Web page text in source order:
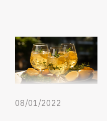
08/01/2022